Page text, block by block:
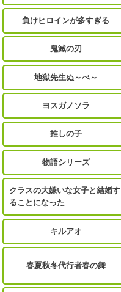
負けヒロインが多すぎる
鬼滅の刃
地獄先生ぬ～べ～
ヨスガノソラ
推しの子
物語シリーズ
クラスの大嫌いな女子と結婚す
ることになった
キルアオ
春夏秋冬代行者春の舞